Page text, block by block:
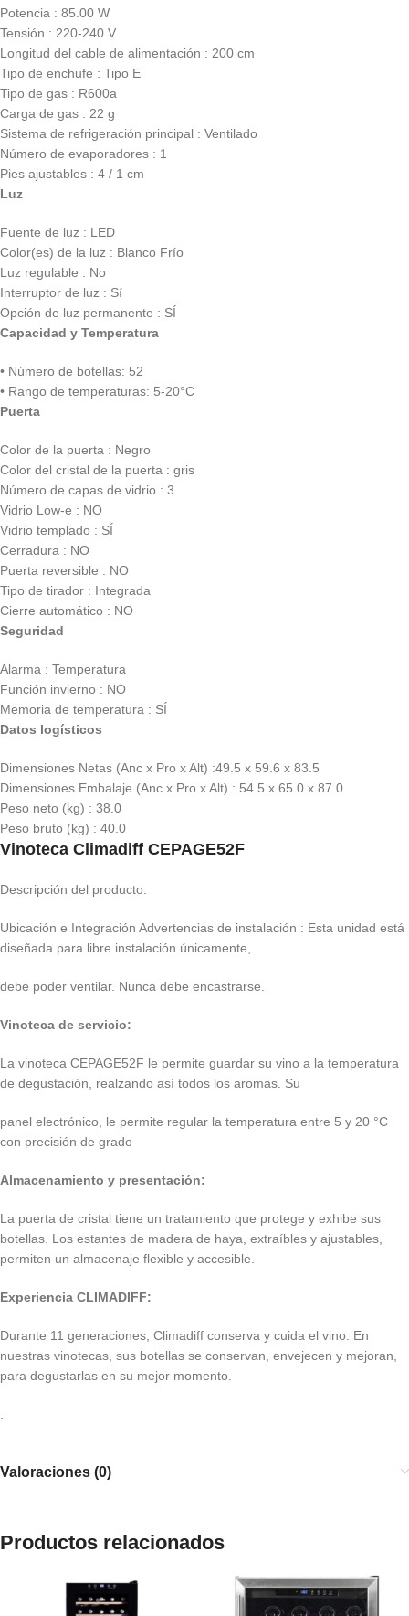
Potencia : 85.00 W
Tensión : 220-240 V
Longitud del cable de alimentación : 200 cm
Tipo de enchufe : Tipo E
Tipo de gas : R600a
Carga de gas : 22 g
Sistema de refrigeración principal : Ventilado
Número de evaporadores : 1
Pies ajustables : 4 / 1 cm
Luz
Fuente de luz : LED
Color(es) de la luz : Blanco Frío
Luz regulable : No
Interruptor de luz : Sí
Opción de luz permanente : SÍ
Capacidad y Temperatura
• Número de botellas: 52
• Rango de temperaturas: 5-20°C
Puerta
Color de la puerta : Negro
Color del cristal de la puerta : gris
Número de capas de vidrio : 3
Vidrio Low-e : NO
Vidrio templado : SÍ
Cerradura : NO
Puerta reversible : NO
Tipo de tirador : Integrada
Cierre automático : NO
Seguridad
Alarma : Temperatura
Función invierno : NO
Memoria de temperatura : SÍ
Datos logísticos
Dimensiones Netas (Anc x Pro x Alt) :49.5 x 59.6 x 83.5
Dimensiones Embalaje (Anc x Pro x Alt) : 54.5 x 65.0 x 87.0
Peso neto (kg) : 38.0
Peso bruto (kg) : 40.0
Vinoteca Climadiff CEPAGE52F
Descripción del producto:
Ubicación e Integración Advertencias de instalación : Esta unidad está
diseñada para libre instalación únicamente,
debe poder ventilar. Nunca debe encastrarse.
Vinoteca de servicio:
La vinoteca CEPAGE52F le permite guardar su vino a la temperatura
de degustación, realzando así todos los aromas. Su
panel electrónico, le permite regular la temperatura entre 5 y 20 °C
con precisión de grado
Almacenamiento y presentación:
La puerta de cristal tiene un tratamiento que protege y exhibe sus
botellas. Los estantes de madera de haya, extraíbles y ajustables,
permiten un almacenaje flexible y accesible.
Experiencia CLIMADIFF:
Durante 11 generaciones, Climadiff conserva y cuida el vino. En
nuestras vinotecas, sus botellas se conservan, envejecen y mejoran,
para degustarlas en su mejor momento.
Valoraciones (0)
Productos relacionados